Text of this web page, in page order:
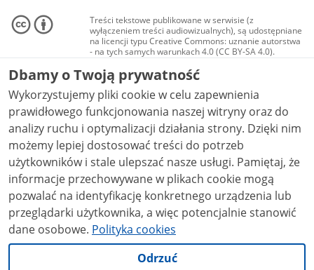
Treści tekstowe publikowane w serwisie (z
wyłączeniem treści audiowizualnych), są udostępniane
na licencji typu Creative Commons: uznanie autorstwa
- na tych samych warunkach 4.0 (CC BY-SA 4.0).
Materiały audiowizualne, w tym zdjęcia, materiały
audio i wideo, są udostępniane na licencji typu
Creative Commons: uznanie autorstwa użycie
niekomercyjne - bez utworów zależnych 4.0 (CC BY-
NC-ND 4.0), o ile nie jest to stwierdzone inaczej.
Dbamy o Twoją prywatność
Wykorzystujemy pliki cookie w celu zapewnienia
prawidłowego funkcjonowania naszej witryny oraz do
analizy ruchu i optymalizacji działania strony. Dzięki nim
możemy lepiej dostosować treści do potrzeb
użytkowników i stale ulepszać nasze usługi. Pamiętaj, że
informacje przechowywane w plikach cookie mogą
pozwalać na identyfikację konkretnego urządzenia lub
przeglądarki użytkownika, a więc potencjalnie stanowić
dane osobowe. Polityka cookies
Odrzuć